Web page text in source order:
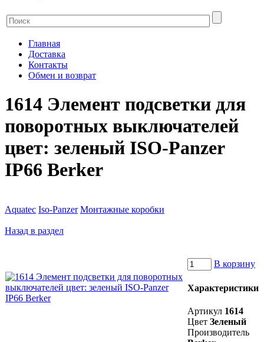
Главная
Доставка
Контакты
Обмен и возврат
1614 Элемент подсветки для
поворотных выключателей
цвет: зеленый ISO-Panzer
IP66 Berker
Aquatec Iso-Panzer Монтажные коробки
Назад в раздел
В корзину
Характеристики
Артикул 1614
Цвет Зеленый
Производитель